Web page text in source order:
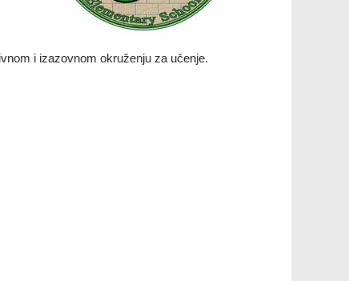
i izazovnom okruženju za učenje.